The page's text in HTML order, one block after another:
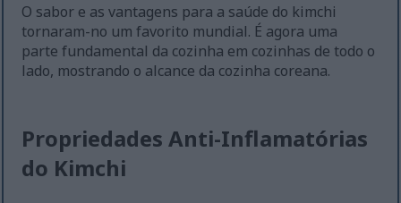
O sabor e as vantagens para a saúde do kimchi
tornaram-no um favorito mundial. É agora uma
parte fundamental da cozinha em cozinhas de todo o
lado, mostrando o alcance da cozinha coreana.
Propriedades Anti-Inflamatórias
do Kimchi